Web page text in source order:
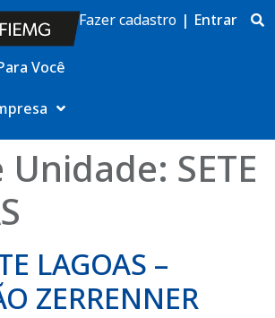
Você
Fazer cadastro | Entrar
Unidade: SETE
LAGOAS –
ZERRENNER